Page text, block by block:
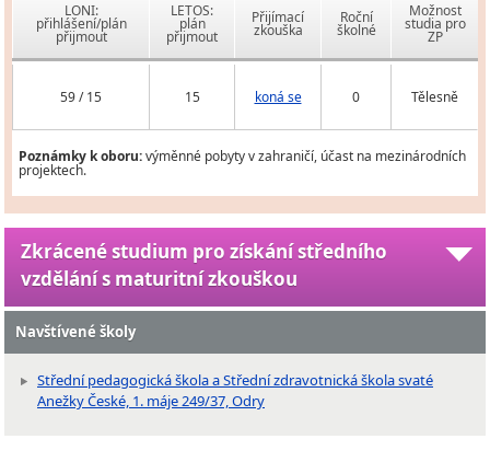
LONI:
přihlášení/plán
přijmout
LETOS:
plán
přijmout
Přijímací
zkouška
Roční
školné
Možnost
studia pro
ZP
59 / 15 15 koná se 0 Tělesně
Poznámky k oboru:výměnné pobyty v zahraničí, účast na mezinárodních
projektech.
Zkrácené studium pro získání středního
vzdělání s maturitní zkouškou
Navštívené školy
Střední pedagogická škola a Střední zdravotnická škola svaté
Anežky České, 1. máje 249/37, Odry